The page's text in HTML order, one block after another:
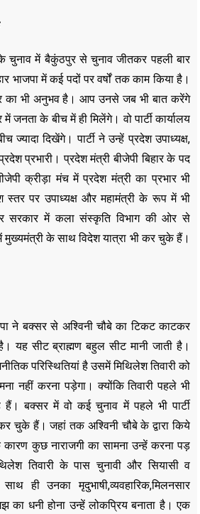
चुनाव में बैकुंठपुर से चुनाव जीतकर पहली बार
भाजपा में कई पदों पर वर्षों तक काम किया है।
का भी अनुभव है। आप उनसे जब भी बात करेंगे
जनता के बीच में ही मिलेंगे। वो पार्टी कार्यालय
दिखेंगे। पार्टी ने उन्हें प्रदेश उपाध्यक्ष,
प्रदेश प्रभारी। प्रदेश मंत्री बीजेपी बिहार के पद
क्रीड़ा मंच में प्रदेश मंत्री का प्रभार भी
स्तर पर उपाध्यक्ष और महामंत्री के रूप में भी
सरकार में कला संस्कृति विभाग की ओर से
के साथ विदेश यात्रा भी कर चुके हैं।
ने बक्सर से अश्विनी चौबे का टिकट काटकर
यह सीट ब्राह्मण बहुल सीट मानी जाती है।
परिस्थितियां है उसमें मिथिलेश तिवारी को
नहीं करना पड़ेगा। क्योंकि तिवारी पहले भी
हैं। बक्सर में वो कई चुनाव में पहले भी पार्टी
चुके हैं। जहां तक अश्विनी चौबे के द्वारा किये
कुछ नाराजगी का सामना उन्हें करना पड़
तिवारी के पास चुनावी और सियासी व
ही उनका मृदुभाषी,व्यवहारिक,मिलनसार
का धनी होना उन्हें लोकप्रिय बनाता है। एक